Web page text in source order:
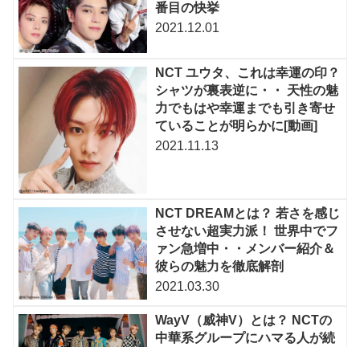
番目の快挙
2021.12.01
NCT ユウタ、これは幸運の印？
シャツが裏表逆に・・ 天性の魅
力でもはや幸運までも引き寄せ
ていることが明らかに[動画]
2021.11.13
NCT DREAMとは？ 若さを感じ
させない超実力派！ 世界中でフ
ァン急増中・・メンバー紹介＆
彼らの魅力を徹底解剖
2021.03.30
WayV（威神V）とは？ NCTの
中華系グループにハマる人が続